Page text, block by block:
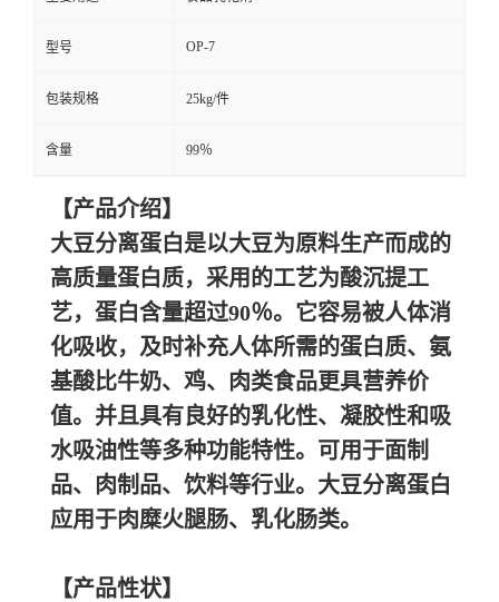
型号 OP-7
包装规格 25kg/件
含量 99％
【产品介绍】
大豆分离蛋白是以大豆为原料生产而成的
高质量蛋白质，采用的工艺为酸沉提工
艺，蛋白含量超过90％。它容易被人体消
化吸收，及时补充人体所需的蛋白质、氨
基酸比牛奶、鸡、肉类食品更具营养价
值。并且具有良好的乳化性、凝胶性和吸
水吸油性等多种功能特性。可用于面制
品、肉制品、饮料等行业。大豆分离蛋白
应用于肉糜火腿肠、乳化肠类。
【产品性状】